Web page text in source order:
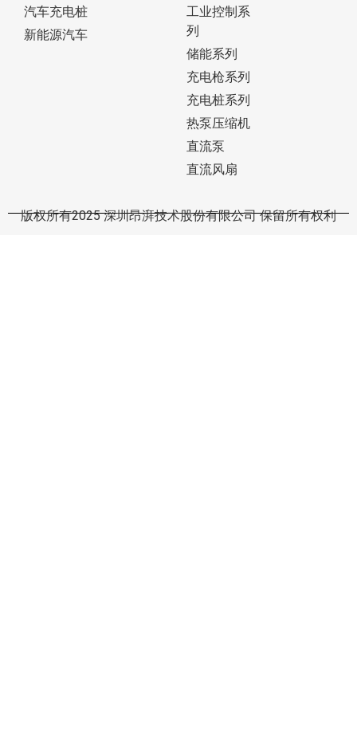
汽车充电桩
新能源汽车
工业控制系
列
储能系列
充电枪系列
充电桩系列
热泵压缩机
直流泵
直流风扇
版权所有2025 深圳昂湃技术股份有限公司 保留所有权利